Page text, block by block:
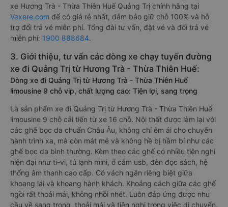
xe Hương Trà - Thừa Thiên Huế Quảng Trị chính hãng tại
Vexere.com để có giá rẻ nhất, đảm bảo giữ chỗ 100% và hỗ
trợ đổi trả vé miễn phí. Tổng đài tư vấn, đặt vé và đổi trả vé
miễn phí: 1900 888684.
3. Giới thiệu, tư vấn các dòng xe chạy tuyến đường
xe đi Quảng Trị từ Hương Trà - Thừa Thiên Huế:
Dòng xe đi Quảng Trị từ Hương Trà - Thừa Thiên Huế
limousine 9 chỗ vip, chất lượng cao: Tiện lợi, sang trọng
Là sản phẩm xe đi Quảng Trị từ Hương Trà - Thừa Thiên Huế
limousine 9 chỗ cải tiến từ xe 16 chỗ. Nội thất được làm lại với
các ghế bọc da chuẩn Châu Âu, không chỉ êm ái cho chuyến
hành trình xa, mà còn mát mẻ và không hề bị hầm bí như các
ghế bọc da bình thường. Kèm theo các ghế có nhiều tiện nghi
hiện đại như ti-vi, tủ lạnh mini, ổ cắm usb, đèn đọc sách, hệ
thống âm thanh cao cấp. Có vách ngăn riêng biệt giữa
khoang lái và khoang hành khách. Khoảng cách giữa các ghế
ngồi rất thoải mái, không nhồi nhét. Luôn đáp ứng được nhu
cầu về sang trọng, thoải mái và tiện nghi trong việc di chuyển.